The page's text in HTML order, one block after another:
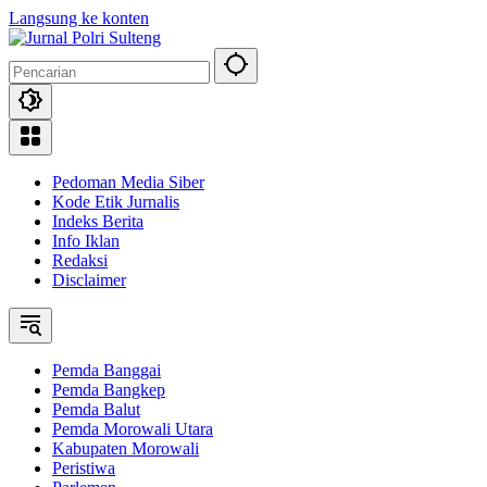
Langsung ke konten
Pedoman Media Siber
Kode Etik Jurnalis
Indeks Berita
Info Iklan
Redaksi
Disclaimer
Pemda Banggai
Pemda Bangkep
Pemda Balut
Pemda Morowali Utara
Kabupaten Morowali
Peristiwa